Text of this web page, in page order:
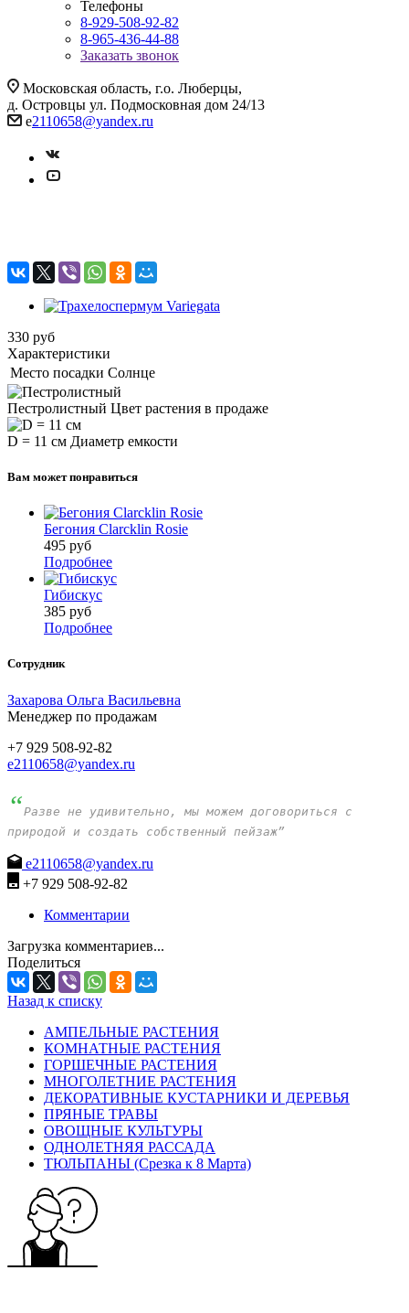
Телефоны
8-929-508-92-82
8-965-436-44-88
Заказать звонок
Московская область, г.о. Люберцы,
д. Островцы ул. Подмосковная дом 24/13
e2110658@yandex.ru
330 руб
Характеристики
Место посадки Солнце
Пестролистный Цвет растения в продаже
D = 11 см Диаметр емкости
Вам может понравиться
Бегония Clarcklin Rosie
495 руб
Подробнее
Гибискус
385 руб
Подробнее
Сотрудник
Захарова Ольга Васильевна
Менеджер по продажам
+7 929 508-92-82
e2110658@yandex.ru
“Разве не удивительно, мы можем договориться с
природой и создать собственный пейзаж”
e2110658@yandex.ru
+7 929 508-92-82
Комментарии
Загрузка комментариев...
Поделиться
Назад к списку
АМПЕЛЬНЫЕ РАСТЕНИЯ
КОМНАТНЫЕ РАСТЕНИЯ
ГОРШЕЧНЫЕ РАСТЕНИЯ
МНОГОЛЕТНИЕ РАСТЕНИЯ
ДЕКОРАТИВНЫЕ КУСТАРНИКИ И ДЕРЕВЬЯ
ПРЯНЫЕ ТРАВЫ
ОВОЩНЫЕ КУЛЬТУРЫ
ОДНОЛЕТНЯЯ РАССАДА
ТЮЛЬПАНЫ (Срезка к 8 Марта)